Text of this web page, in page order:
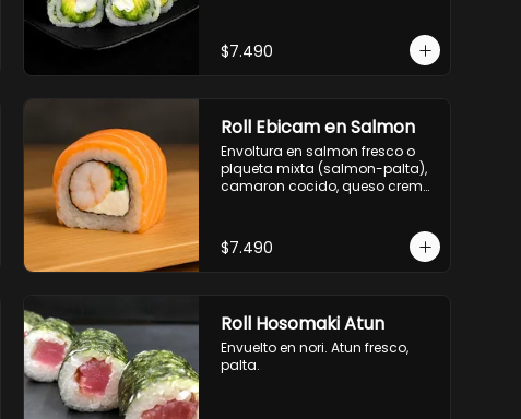
$7.490
Roll Ebicam en Salmon
Envoltura en salmon fresco o
plqueta mixta (salmon-palta),
camaron cocido, queso crema,
$7.490
Roll Hosomaki Atun
Envuelto en nori. Atun fresco,
palta.